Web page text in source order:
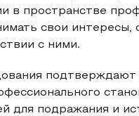
в пространстве
свои интересы,
с ними.
для подражания и